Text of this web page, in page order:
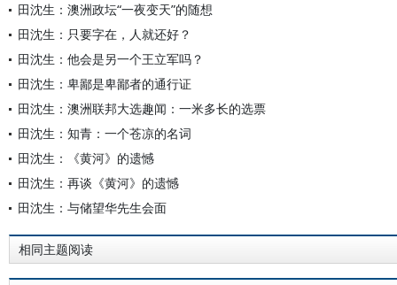
田沈生：澳洲政坛“一夜变天”的随想
田沈生：只要字在，人就还好？
田沈生：他会是另一个王立军吗？
田沈生：卑鄙是卑鄙者的通行证
田沈生：澳洲联邦大选趣闻：一米多长的选票
田沈生：知青：一个苍凉的名词
田沈生：《黄河》的遗憾
田沈生：再谈《黄河》的遗憾
田沈生：与储望华先生会面
相同主题阅读